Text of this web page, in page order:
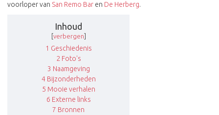
voorloper van San Remo Bar en De Herberg.
Inhoud
verbergen
1 Geschiedenis
2 Foto's
3 Naamgeving
4 Bijzonderheden
5 Mooie verhalen
6 Externe links
7 Bronnen